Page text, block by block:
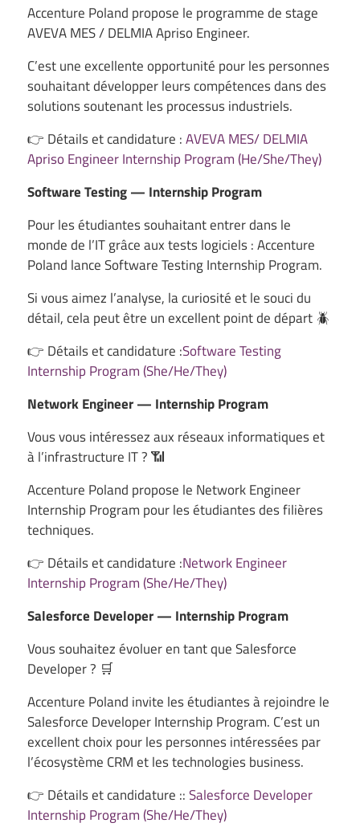
Accenture Poland propose le programme de stage
AVEVA MES / DELMIA Apriso Engineer.
C’est une excellente opportunité pour les personnes
souhaitant développer leurs compétences dans des
solutions soutenant les processus industriels.
👉 Détails et candidature : AVEVA MES/ DELMIA
Apriso Engineer Internship Program (He/She/They)
Software Testing — Internship Program
Pour les étudiantes souhaitant entrer dans le
monde de l’IT grâce aux tests logiciels : Accenture
Poland lance Software Testing Internship Program.
Si vous aimez l’analyse, la curiosité et le souci du
détail, cela peut être un excellent point de départ 🪲
👉 Détails et candidature :Software Testing
Internship Program (She/He/They)
Network Engineer — Internship Program
Vous vous intéressez aux réseaux informatiques et
à l’infrastructure IT ? 📶
Accenture Poland propose le Network Engineer
Internship Program pour les étudiantes des filières
techniques.
👉 Détails et candidature :Network Engineer
Internship Program (She/He/They)
Salesforce Developer — Internship Program
Vous souhaitez évoluer en tant que Salesforce
Developer ? 🛒
Accenture Poland invite les étudiantes à rejoindre le
Salesforce Developer Internship Program. C’est un
excellent choix pour les personnes intéressées par
l’écosystème CRM et les technologies business.
👉 Détails et candidature ::Salesforce Developer
Internship Program (She/He/They)